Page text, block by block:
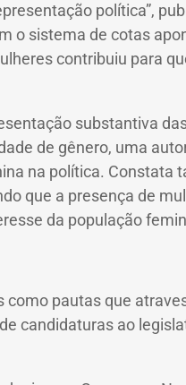
política”,
sistema de cotas
contribuiu para
substantiva
de gênero, uma
na política. Constata
que a presença de
da população
como pautas que
candidaturas ao